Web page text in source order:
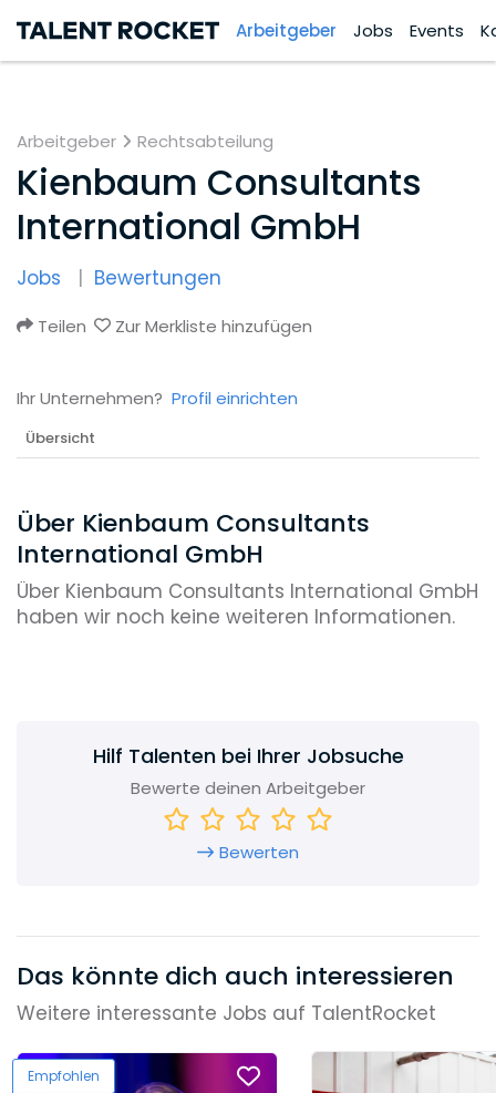
Arbeitgeber Jobs Events
Arbeitgeber Rechtsabteilung
Kienbaum Consultants
International GmbH
Jobs Bewertungen
Teilen Zur Merkliste hinzufügen
Ihr Unternehmen? Profil einrichten
Übersicht
Über Kienbaum Consultants
International GmbH
Über Kienbaum Consultants International GmbH
haben wir noch keine weiteren Informationen.
Hilf Talenten bei Ihrer Jobsuche
Bewerte deinen Arbeitgeber
Bewerten
Das könnte dich auch interessieren
Weitere interessante Jobs auf TalentRocket
Empfohlen